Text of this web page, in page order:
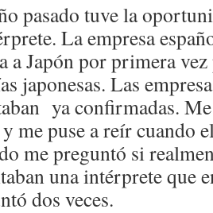
pasado tuve la
La empresa
a Japón por primera
japonesas. Las
ya confirmadas.
me puse a reír cuando
me preguntó si
una intérprete que
dos veces.